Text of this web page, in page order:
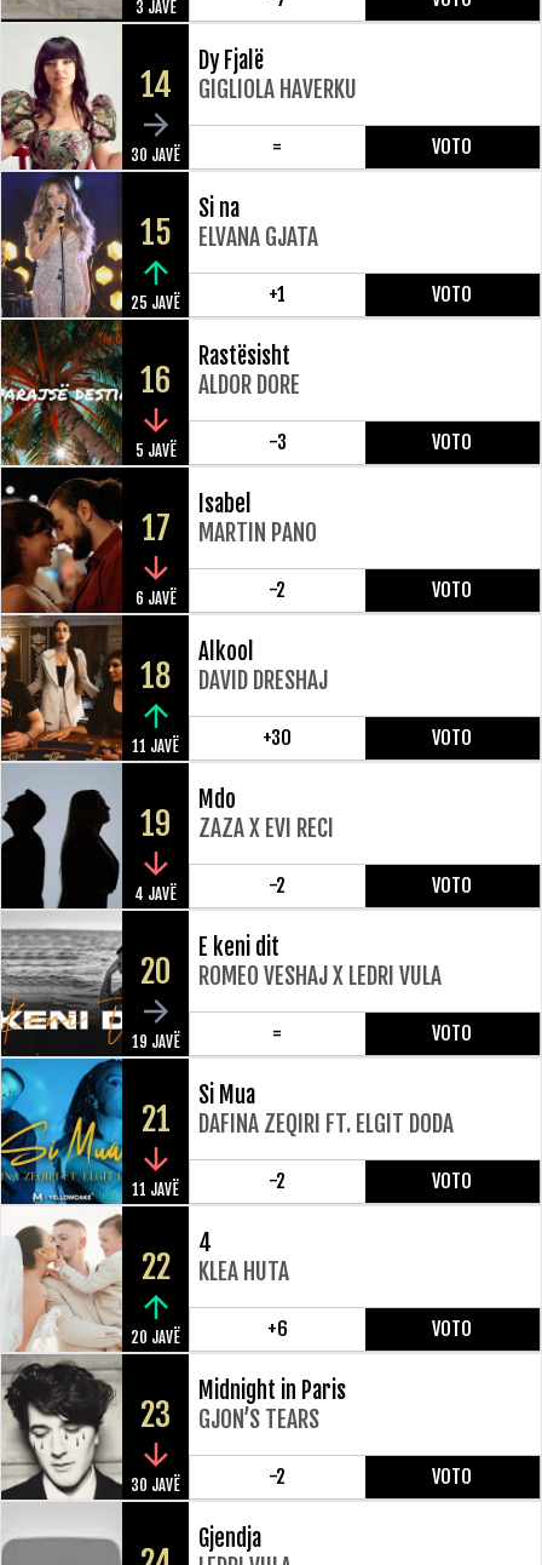
3 JAVË
14
30 JAVË
Dy Fjalë
GIGLIOLA HAVERKU
= VOTO
15
25 JAVË
Si na
ELVANA GJATA
+1 VOTO
16
5 JAVË
Rastësisht
ALDOR DORE
-3 VOTO
17
6 JAVË
Isabel
MARTIN PANO
-2 VOTO
18
11 JAVË
Alkool
DAVID DRESHAJ
+30 VOTO
19
4 JAVË
Mdo
ZAZA X EVI RECI
-2 VOTO
20
19 JAVË
E keni dit
ROMEO VESHAJ X LEDRI VULA
= VOTO
21
11 JAVË
Si Mua
DAFINA ZEQIRI FT. ELGIT DODA
-2 VOTO
22
20 JAVË
4
KLEA HUTA
+6 VOTO
23
30 JAVË
Midnight in Paris
GJON’S TEARS
-2 VOTO
Gjendja